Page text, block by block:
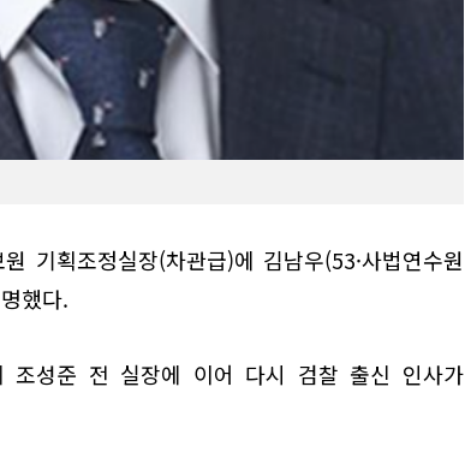
기획조정실장(차관급)에 김남우(53·사법연수원
했다.
조성준 전 실장에 이어 다시 검찰 출신 인사가